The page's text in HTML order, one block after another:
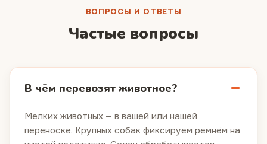
ВОПРОСЫ И ОТВЕТЫ
Частые вопросы
В чём перевозят животное?
Мелких животных — в вашей или нашей
переноске. Крупных собак фиксируем ремнём на